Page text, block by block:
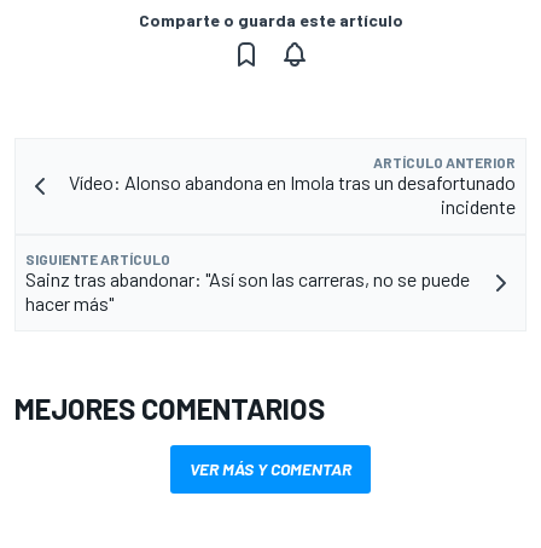
Comparte o guarda este artículo
ARTÍCULO ANTERIOR
Vídeo: Alonso abandona en Imola tras un desafortunado
incidente
SIGUIENTE ARTÍCULO
Sainz tras abandonar: "Así son las carreras, no se puede
hacer más"
MEJORES COMENTARIOS
VER MÁS Y COMENTAR